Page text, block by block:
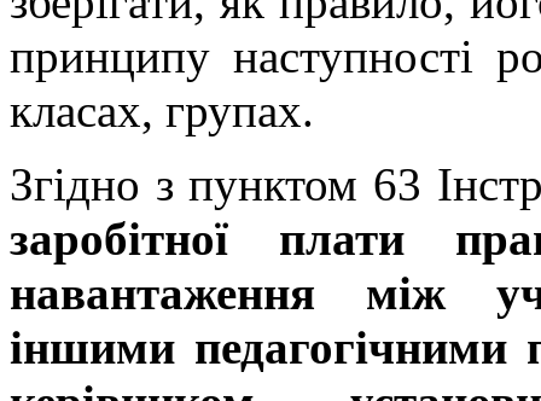
принципу наступності
класах, групах.
Згідно з пунктом 63
заробітної плати
навантаження між
іншими педагогічними